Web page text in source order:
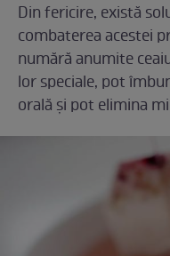
Din fericire, există
combaterea acestei
numără anumite
lor speciale, pot
orală și pot elimina